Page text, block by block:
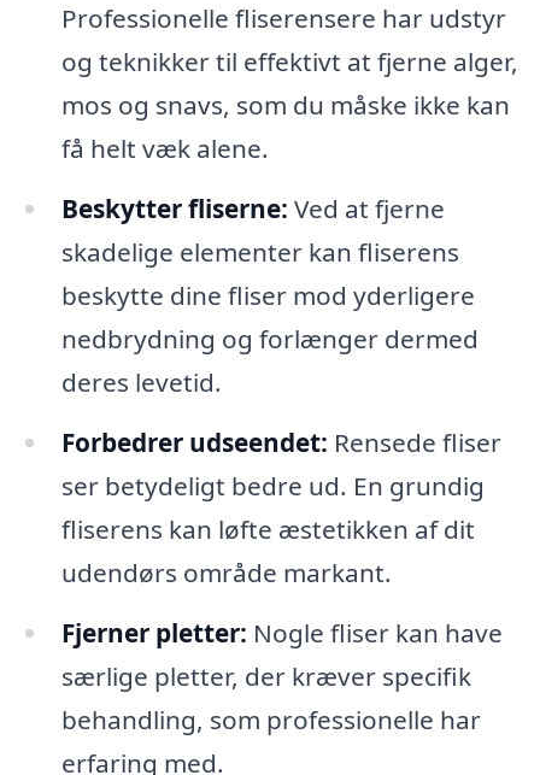
Professionelle fliserensere har udstyr
og teknikker til effektivt at fjerne alger,
mos og snavs, som du måske ikke kan
få helt væk alene.
Beskytter fliserne: Ved at fjerne
skadelige elementer kan fliserens
beskytte dine fliser mod yderligere
nedbrydning og forlænger dermed
deres levetid.
Forbedrer udseendet: Rensede fliser
ser betydeligt bedre ud. En grundig
fliserens kan løfte æstetikken af dit
udendørs område markant.
Fjerner pletter: Nogle fliser kan have
særlige pletter, der kræver specifik
behandling, som professionelle har
erfaring med.